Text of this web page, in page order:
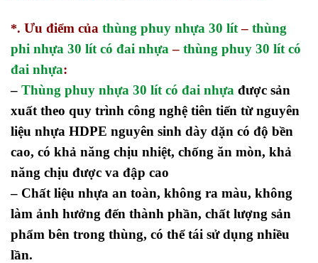
*. Ưu điểm của thùng phuy nhựa 30 lít– thùng
phi nhựa 30 lít có đai nhựa – thùng phuy 30 lít có
đai nhựa:
– Thùng phuy nhựa 30 lít có đai nhựa được sản
xuất theo quy trình công nghệ tiên tiến từ nguyên
liệu nhựa HDPE nguyên sinh dày dặn có độ bền
cao, có khả năng chịu nhiệt, chống ăn mòn, khả
năng chịu được va đập cao
– Chất liệu nhựa an toàn, không ra màu, không
làm ảnh hưởng đến thành phần, chất lượng sản
phẩm bên trong thùng, có thể tái sử dụng nhiều
lần.